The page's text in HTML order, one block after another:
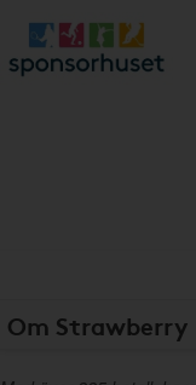
Om Strawberry